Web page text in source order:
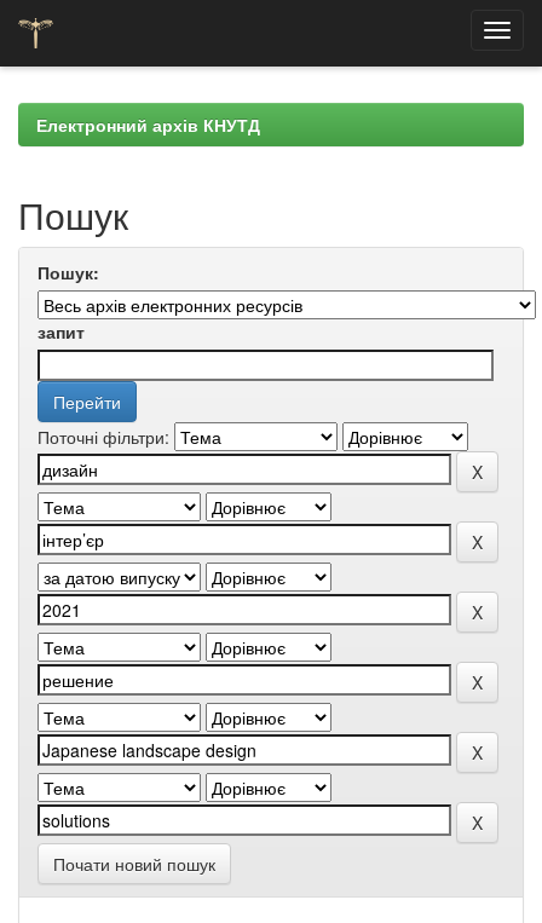
navigationЕлектронний архів КНУТД
Пошук
Пошук:
запит
Поточні фільтри:
Почати новий пошук